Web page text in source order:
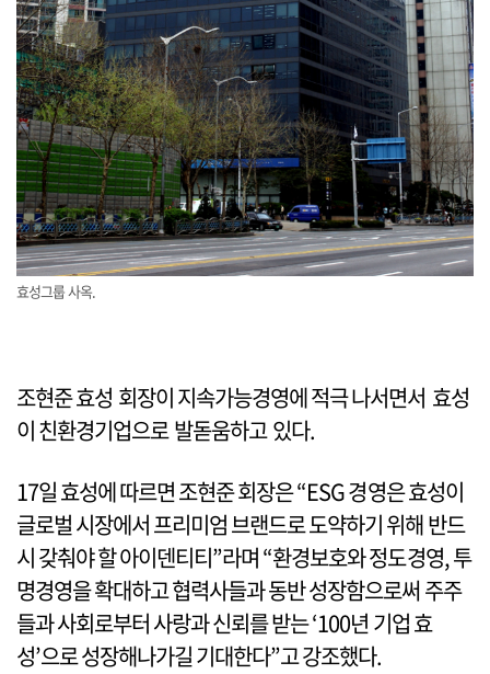
효성그룹 사옥.
조현준 효성 회장이 지속가능경영에 적극 나서면서 효성
이 친환경기업으로 발돋움하고 있다.
17일 효성에 따르면 조현준 회장은 “ESG 경영은 효성이
글로벌 시장에서 프리미엄 브랜드로 도약하기 위해 반드
시 갖춰야 할 아이덴티티”라며 “환경보호와 정도경영, 투
명경영을 확대하고 협력사들과 동반 성장함으로써 주주
들과 사회로부터 사랑과 신뢰를 받는 ‘100년 기업 효
성’으로 성장해나가길 기대한다”고 강조했다.